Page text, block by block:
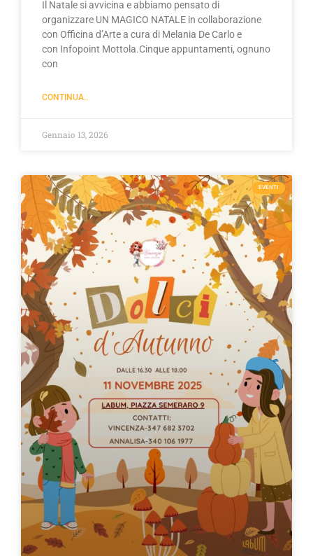
Il Natale si avvicina e abbiamo pensato di
organizzare UN MAGICO NATALE in collaborazione
con Officina d’Arte a cura di Melania De Carlo e
con Infopoint Mottola.Cinque appuntamenti, ognuno
con
CONTINUA..
Gennaio 13, 2026
EVENTI